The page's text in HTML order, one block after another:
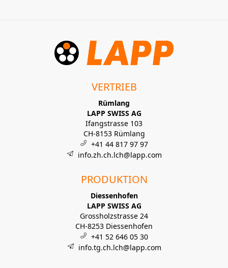
VERTRIEB
Rümlang
LAPP SWISS AG
Ifangstrasse 103
CH-8153 Rümlang
+41 44 817 97 97
info.zh.ch.lch@lapp.com
PRODUKTION
Diessenhofen
LAPP SWISS AG
Grossholzstrasse 24
CH-8253 Diessenhofen
+41 52 646 05 30
info.tg.ch.lch@lapp.com